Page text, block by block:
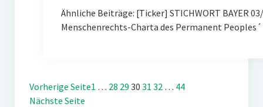
Ähnliche Beiträge: [Ticker] STICHWORT BAYER
Menschenrechts-Charta des Permanent
Vorherige Seite1 … 28 29 30 31 32 … 44
Nächste Seite